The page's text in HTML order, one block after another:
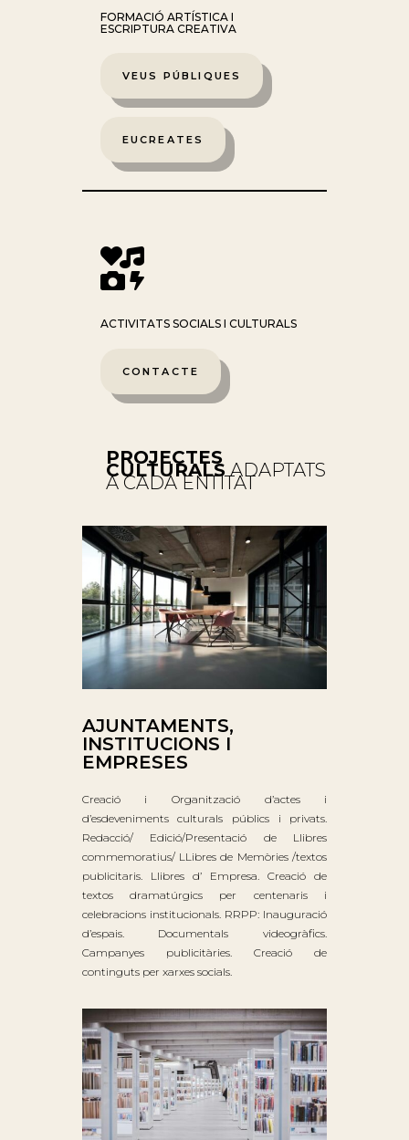
FORMACIÓ ARTÍSTICA I
ESCRIPTURA CREATIVA
VEUS PÚBLIQUES
EUCREATES

ACTIVITATS SOCIALS I CULTURALS
CONTACTE
PROJECTES
CULTURALSADAPTATS
A CADA ENTITAT
AJUNTAMENTS,
INSTITUCIONS I
EMPRESES
Creació i Organització d’actes i
d’esdeveniments culturals públics i privats.
Redacció/ Edició/Presentació de Llibres
commemoratius/ LLibres de Memòries /textos
publicitaris. Llibres d’ Empresa. Creació de
textos dramatúrgics per centenaris i
celebracions institucionals. RRPP: Inauguració
d’espais. Documentals videogràfics.
Campanyes publicitàries. Creació de
continguts per xarxes socials.